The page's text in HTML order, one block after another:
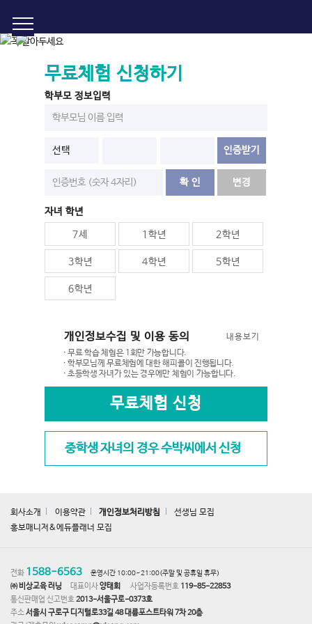
무료체험 신청하기
학부모 정보입력
선택 인증받기
확 인 변경
자녀 학년
7세 1학년 2학년
3학년 4학년 5학년
6학년
개인정보수집 및 이용 동의
내용보기
· 무료 학습 체험은 1회만 가능합니다.
· 학부모님께 무료체험에 대한 해피콜이 진행됩니다.
· 초등학생 자녀가 있는 경우에만 체험이 가능합니다.
무료체험 신청
중학생 자녀의 경우 수박씨에서 신청
회사소개 이용약관 개인정보처리방침
선생님 모집
홍보매니저&에듀플래너 모집
전화 1588-6563
운영시간 10:00~21:00(주말 및 공휴일 휴무)
㈜ 비상교육 러닝
대표이사양태회 사업자등록번호 119-85-22853
통신판매업 신고번호2013-서울구로-0373호
주소서울시 구로구 디지털로33길 48 대륭포스트타워 7차 20층